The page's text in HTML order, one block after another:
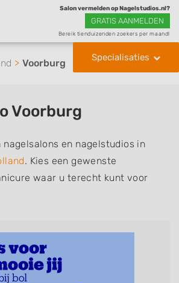
Salon vermelden op Nagelstudios.nl?
GRATIS AANMELDEN
Bereik tienduizenden zoekers per maand!
Specialisaties
Voorburg
Voorburg
en nagelstudios in
. Kies een gewenste
waar u terecht kunt voor
en soms ook
French Manicure, Acrylnagels,
Parrafinebehandeling, 3D Nailart,
U kunt de